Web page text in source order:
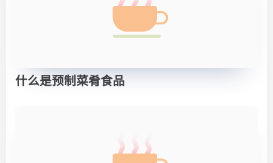
什么是预制菜肴食品